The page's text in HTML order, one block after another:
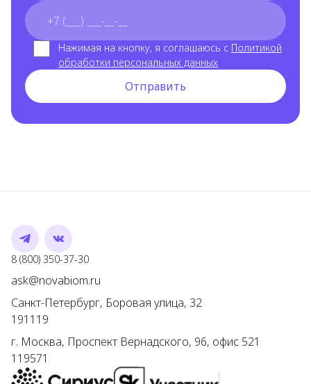
phone_number
Нажимая на кнопку, я соглашаюсь с Политикой
обработки персональных данных
Отправить
Telegram
VK
8 (800) 350-37-30Номер телефона
ask@novabiom.ru
Санкт-Петербург, Боровая улица, 32
191119
г. Москва, Проспект Вернадского, 96, офис 521
119571